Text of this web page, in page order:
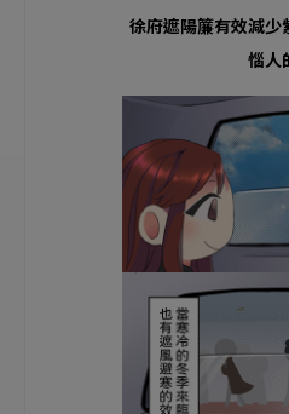
徐府遮陽簾有效減少
惱人